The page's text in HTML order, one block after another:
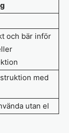
och bär inför
med
utan el